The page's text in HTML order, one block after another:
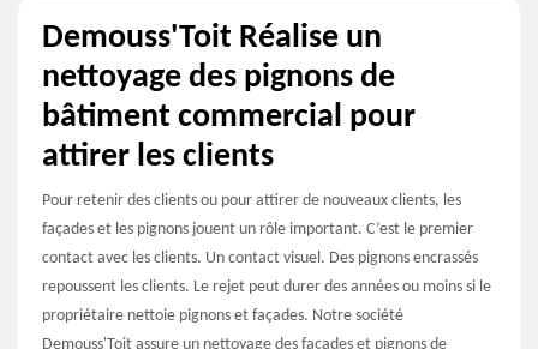
Demouss'Toit Réalise un
nettoyage des pignons de
bâtiment commercial pour
attirer les clients
Pour retenir des clients ou pour attirer de nouveaux clients, les
façades et les pignons jouent un rôle important. C’est le premier
contact avec les clients. Un contact visuel. Des pignons encrassés
repoussent les clients. Le rejet peut durer des années ou moins si le
propriétaire nettoie pignons et façades. Notre société
Demouss'Toit assure un nettoyage des façades et pignons de